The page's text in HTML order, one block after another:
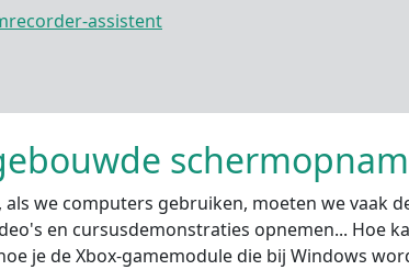
assistent
we computers gebruiken, moeten we vaak
en cursusdemonstraties opnemen... Hoe
je de Xbox-gamemodule die bij Windows